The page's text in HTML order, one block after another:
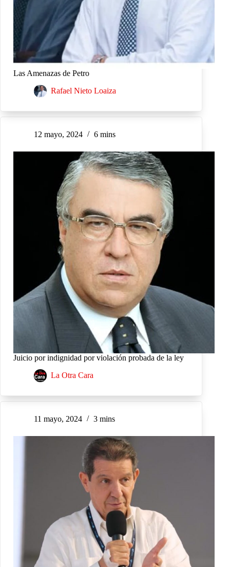
Las Amenazas de Petro
Rafael Nieto Loaiza
12 mayo, 2024 6 mins
Juicio por indignidad por violación probada de la ley
La Otra Cara
11 mayo, 2024 3 mins